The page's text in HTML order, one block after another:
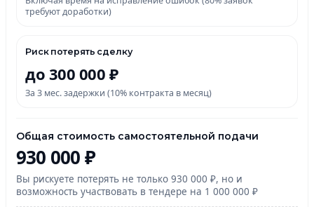
требуют доработки)
Риск потерять сделку
до 300 000 ₽
За 3 мес. задержки (10% контракта в месяц)
Общая стоимость самостоятельной подачи
930 000 ₽
Вы рискуете потерять не только 930 000 ₽, но и
возможность участвовать в тендере на 1 000 000 ₽